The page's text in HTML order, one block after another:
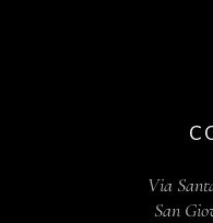
Via
San